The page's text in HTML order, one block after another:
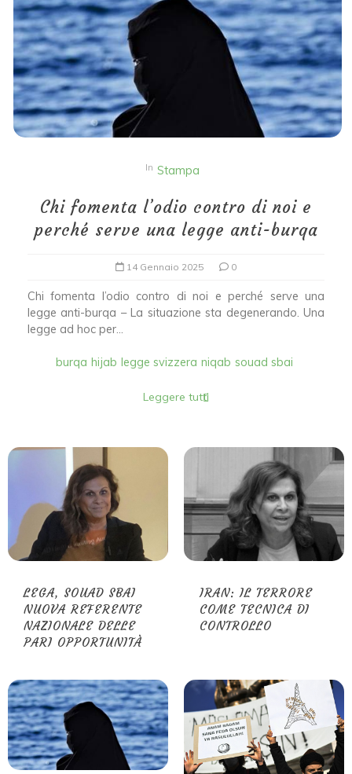
In Stampa
Chi fomenta l’odio contro di noi e
perché serve una legge anti-burqa
14 Gennaio 2025 0
Chi fomenta l’odio contro di noi e perché serve una
legge anti-burqa – La situazione sta degenerando. Una
legge ad hoc per...
burqa hijab legge svizzera niqab souad sbai
Leggere tutti
LEGA, SOUAD SBAI
NUOVA REFERENTE
NAZIONALE DELLE
PARI OPPORTUNITÀ
IRAN: IL TERRORE
COME TECNICA DI
CONTROLLO